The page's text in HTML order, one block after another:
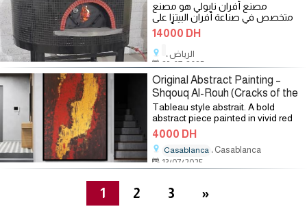
مصنع أفران نابولي هو مصنع
متخصص في صناعة أفران البيتزا على
الطريقة النابولية، وهي أفران
14000 DH
، الرياض
23/07/2025
Original Abstract Painting –
Shqouq Al-Rouh (Cracks of the
Soul)
Tableau style abstrait. A bold
abstract piece painted in vivid red
and deep black acrylics, accented
with golden paint to evoke themes
of inner resilience and silent
emotion.
4000 DH
Casablanca ، Casablanca
13/07/2025
1 2 3 »